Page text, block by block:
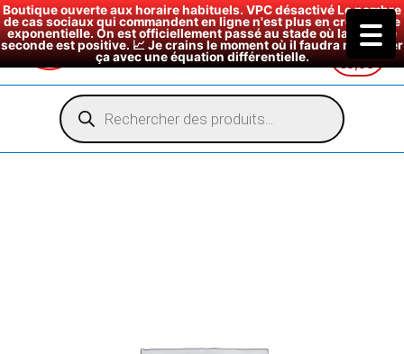
Boutique ouverte aux horaire habituels. VPC désactivé Le nombre
de cas sociaux qui commandent en ligne n'est plus en croissance
exponentielle. On est officiellement passé au stade où la dérivée
seconde est positive. 📈 Je crains le moment où il faudra modéliser
ça avec une équation différentielle.
€0,00
Recherche
de
produits